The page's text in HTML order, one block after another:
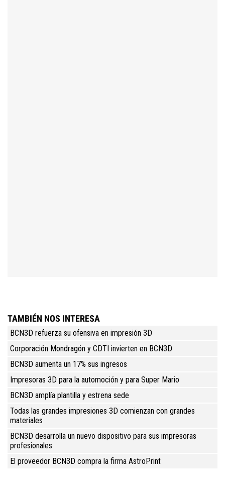
TAMBIÉN NOS INTERESA
BCN3D refuerza su ofensiva en impresión 3D
Corporación Mondragón y CDTI invierten en BCN3D
BCN3D aumenta un 17% sus ingresos
Impresoras 3D para la automoción y para Super Mario
BCN3D amplía plantilla y estrena sede
Todas las grandes impresiones 3D comienzan con grandes
materiales
BCN3D desarrolla un nuevo dispositivo para sus impresoras
profesionales
El proveedor BCN3D compra la firma AstroPrint